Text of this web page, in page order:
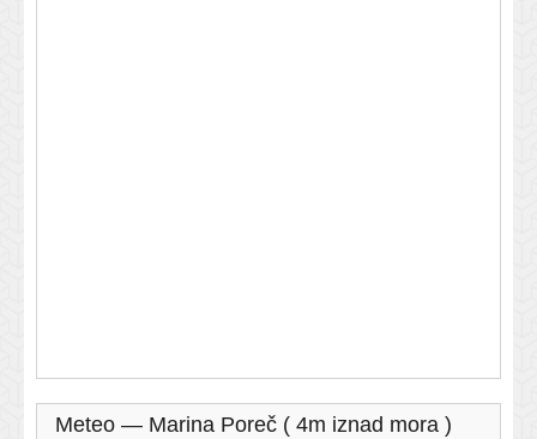
Meteo — Marina Poreč ( 4m iznad mora )